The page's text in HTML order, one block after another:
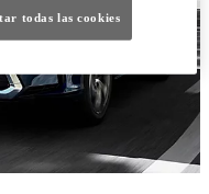
todas las cookies